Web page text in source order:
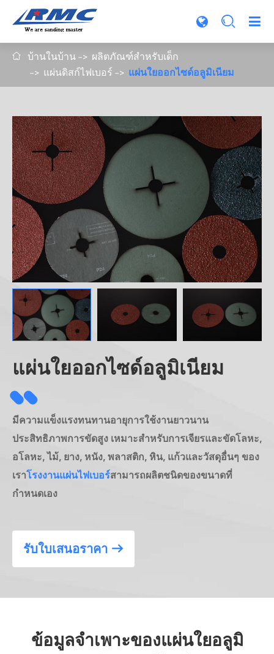

 บ้านในบ้าน
ผลิตภัณฑ์สำหรับเด็ก
แผ่นดิสก์ไฟเบอร์
แผ่นใยออกไซด์อลูมิเนียม
แผ่นใยออกไซด์อลูมิเนียม
มีความแข็งแรงทนทานอายุการใช้งานยาวนาน
ประสิทธิภาพการขัดสูง เหมาะสำหรับการเจียรและขัดโลหะ,
อโลหะ, ไม้, ยาง, หนัง, พลาสติก, หิน, แก้วและวัสดุอื่นๆ ของ
เราโรงงานแผ่นไฟเบอร์สามารถผลิตชนิดของขนาดที่
กำหนดเอง
รับใบเสนอราคา 
ข้อมูลจำเพาะของแผ่นใยอลูมิ